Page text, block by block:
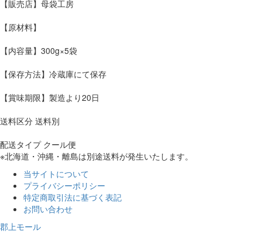
【販売店】母袋工房
【原材料】
【内容量】300g×5袋
【保存方法】冷蔵庫にて保存
【賞味期限】製造より20日
送料区分 送料別
配送タイプ クール便
※北海道・沖縄・離島は別途送料が発生いたします。
当サイトについて
プライバシーポリシー
特定商取引法に基づく表記
お問い合わせ
郡上モール